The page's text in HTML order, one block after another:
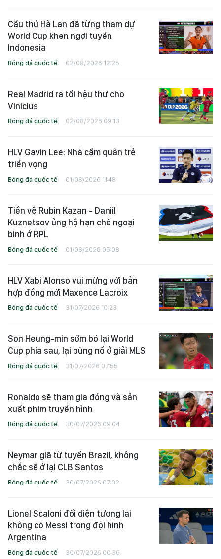
Cầu thủ Hà Lan đã từng tham dự
World Cup khen ngợi tuyển
Indonesia
Bóng đá quốc tế 02/08/2026 12:25
Real Madrid ra tối hậu thư cho
Vinicius
Bóng đá quốc tế 02/08/2026 09:13
HLV Gavin Lee: Nhà cầm quân trẻ
triển vọng
Bóng đá quốc tế 01/08/2026 11:48
Tiền vệ Rubin Kazan - Daniil
Kuznetsov ủng hộ hạn chế ngoại
binh ở RPL
Bóng đá quốc tế 01/08/2026 05:08
HLV Xabi Alonso vui mừng với bản
hợp đồng mới Maxence Lacroix
Bóng đá quốc tế 31/07/2026 10:23
Son Heung-min sớm bỏ lại World
Cup phía sau, lại bùng nổ ở giải MLS
Bóng đá quốc tế 31/07/2026 07:55
Ronaldo sẽ tham gia đóng và sản
xuất phim truyền hình
Bóng đá quốc tế 30/07/2026 09:04
Neymar giã từ tuyển Brazil, không
chắc sẽ ở lại CLB Santos
Bóng đá quốc tế 30/07/2026 07:02
Lionel Scaloni đối diện tương lai
không có Messi trong đội hình
Argentina
Bóng đá quốc tế 30/07/2026 00:36